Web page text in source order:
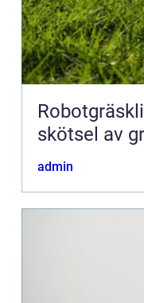
skötsel av
admin